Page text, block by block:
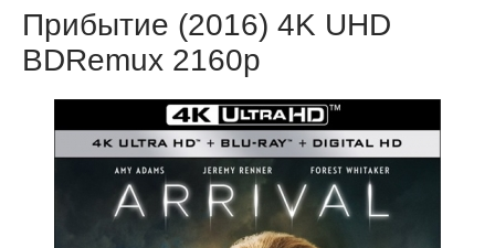
Прибытие (2016) 4K UHD
BDRemux 2160p